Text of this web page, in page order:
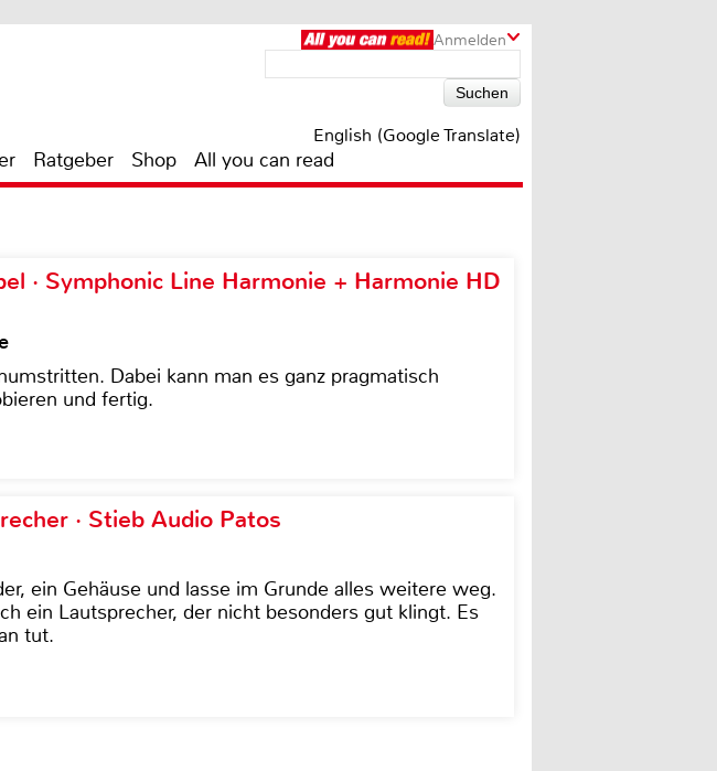
Anmelden
English (Google Translate)
Ratgeber Shop All you can read
· Symphonic Line Harmonie + Harmonie HD
Dabei kann man es ganz pragmatisch
und fertig.
· Stieb Audio Patos
ein Gehäuse und lasse im Grunde alles weitere weg.
ein Lautsprecher, der nicht besonders gut klingt. Es
tut.